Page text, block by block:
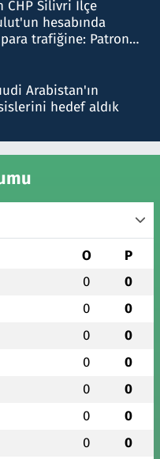
CHP Silivri İlçe
hesabında
trafiğine: Patron
Arabistan'ın
hedef aldık
O P
0 0
0 0
0 0
0 0
0 0
0 0
0 0